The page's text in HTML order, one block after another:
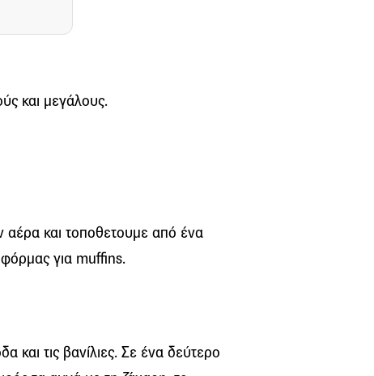
και μεγάλους.
και τοποθετουμε από ένα
για muffins.
και τις βανίλιες. Σε ένα δεύτερο